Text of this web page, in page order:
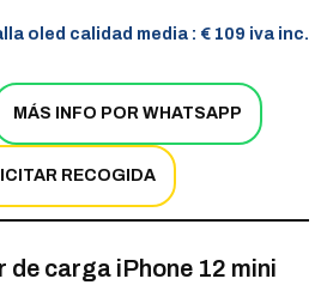
oled calidad media : € 109 iva inc.
MÁS INFO POR WHATSAPP
RECOGIDA
carga iPhone 12 mini